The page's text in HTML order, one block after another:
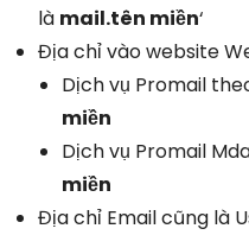
là mail.tên miền‘
Địa chỉ vào website
Dịch vụ Promail
miền
Dịch vụ Promail
miền
Địa chỉ Email cũng là